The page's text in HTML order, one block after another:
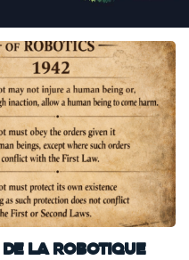
de la robotique